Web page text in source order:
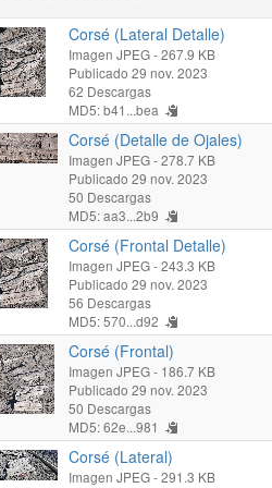
Corsé (Lateral Detalle)
Imagen JPEG- 267.9 KB
Publicado 29 nov. 2023
62 Descargas
MD5: b41...bea
Corsé (Detalle de Ojales)
Imagen JPEG- 278.7 KB
Publicado 29 nov. 2023
50 Descargas
MD5: aa3...2b9
Corsé (Frontal Detalle)
Imagen JPEG- 243.3 KB
Publicado 29 nov. 2023
56 Descargas
MD5: 570...d92
Corsé (Frontal)
Imagen JPEG- 186.7 KB
Publicado 29 nov. 2023
50 Descargas
MD5: 62e...981
Corsé (Lateral)
Imagen JPEG- 291.3 KB